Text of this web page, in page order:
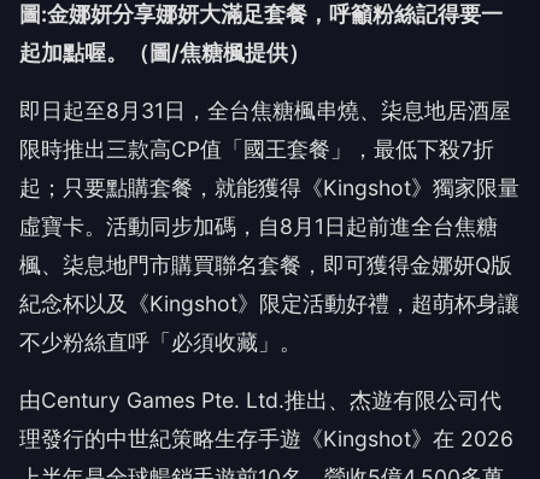
圖:金娜妍分享娜妍大滿足套餐，呼籲粉絲記得要一
起加點喔。（圖/焦糖楓提供）
即日起至8月31日，全台焦糖楓串燒、柒息地居酒屋
限時推出三款高CP值「國王套餐」，最低下殺7折
起；只要點購套餐，就能獲得《Kingshot》獨家限量
虛寶卡。活動同步加碼，自8月1日起前進全台焦糖
楓、柒息地門市購買聯名套餐，即可獲得金娜妍Q版
紀念杯以及《Kingshot》限定活動好禮，超萌杯身讓
不少粉絲直呼「必須收藏」。
由Century Games Pte. Ltd.推出、杰遊有限公司代
理發行的中世紀策略生存手遊《Kingshot》在 2026